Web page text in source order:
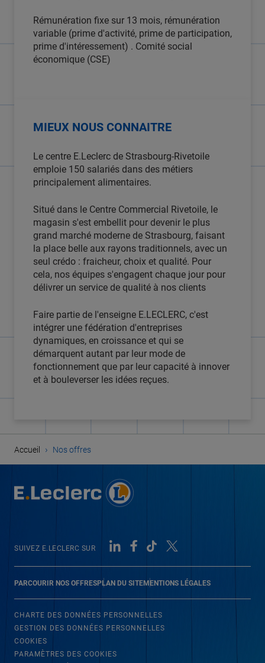
Rémunération fixe sur 13 mois, rémunération
variable (prime d'activité, prime de participation,
prime d'intéressement) . Comité social
économique (CSE)
MIEUX NOUS CONNAITRE
Le centre E.Leclerc de Strasbourg-Rivetoile
emploie 150 salariés dans des métiers
principalement alimentaires.
Situé dans le Centre Commercial Rivetoile, le
magasin s'est embellit pour devenir le plus
grand marché moderne de Strasbourg, faisant
la place belle aux rayons traditionnels, avec un
seul crédo : fraicheur, choix et qualité. Pour
cela, nos équipes s'engagent chaque jour pour
délivrer un service de qualité à nos clients
Faire partie de l'enseigne E.LECLERC, c'est
intégrer une fédération d'entreprises
dynamiques, en croissance et qui se
démarquent autant par leur mode de
fonctionnement que par leur capacité à innover
et à bouleverser les idées reçues.
Accueil › Nos offres
PARCOURIR NOS OFFRESPLAN DU SITEMENTIONS LÉGALES
SUIVEZ E.LECLERC SUR
CHARTE DES DONNÉES PERSONNELLES
GESTION DES DONNÉES PERSONNELLES
COOKIES
PARAMÈTRES DES COOKIES